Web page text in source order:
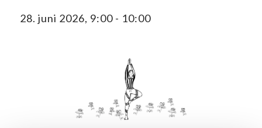
28. juni 2026, 9:00- 10:00